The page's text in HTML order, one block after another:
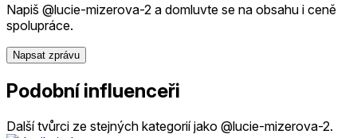
Napiš @lucie-mizerova-2 a domluvte se na obsahu i ceně
spolupráce.
Napsat zprávu
Podobní influenceři
Další tvůrci ze stejných kategorií jako @lucie-mizerova-2.